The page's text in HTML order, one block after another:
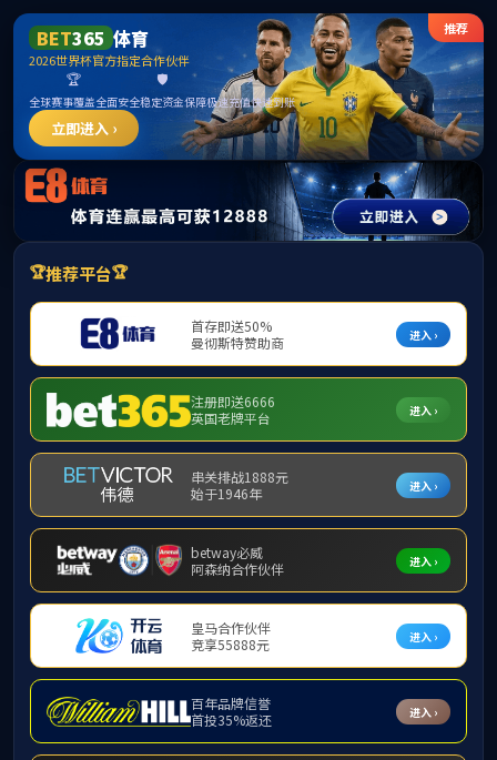
English
超“燃”赛场，势不可挡！直击beat365运动会
高光时刻
发布时间：2025.11.24 分享